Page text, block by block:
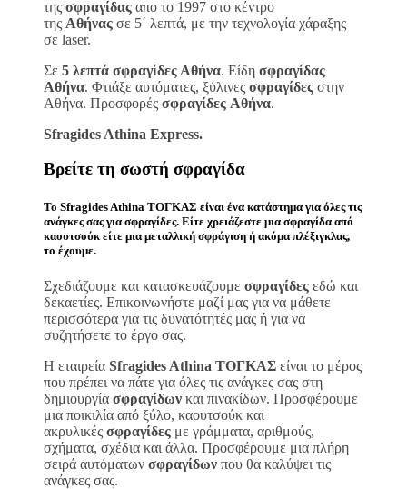
της σφραγίδας απο το 1997 στο κέντρο
της Αθήνας σε 5΄ λεπτά, με την τεχνολογία χάραξης
σε laser.
Σε 5 λεπτά σφραγίδες Αθήνα. Είδη σφραγίδας
Αθήνα. Φτιάξε αυτόματες, ξύλινες σφραγίδες στην
Αθήνα. Προσφορές σφραγίδες Αθήνα.
Sfragides Athina Express.
Βρείτε τη σωστή σφραγίδα
Το Sfragides Athina ΤΟΓΚΑΣ είναι ένα κατάστημα για όλες τις
ανάγκες σας για σφραγίδες. Είτε χρειάζεστε μια σφραγίδα από
καουτσούκ είτε μια μεταλλική σφράγιση ή ακόμα πλέξιγκλας,
το έχουμε.
Σχεδιάζουμε και κατασκευάζουμε σφραγίδες εδώ και
δεκαετίες. Επικοινωνήστε μαζί μας για να μάθετε
περισσότερα για τις δυνατότητές μας ή για να
συζητήσετε το έργο σας.
Η εταιρεία Sfragides Athina ΤΟΓΚΑΣ είναι το μέρος
που πρέπει να πάτε για όλες τις ανάγκες σας στη
δημιουργία σφραγίδων και πινακίδων. Προσφέρουμε
μια ποικιλία από ξύλο, καουτσούκ και
ακρυλικές σφραγίδες με γράμματα, αριθμούς,
σχήματα, σχέδια και άλλα. Προσφέρουμε μια πλήρη
σειρά αυτόματων σφραγίδων που θα καλύψει τις
ανάγκες σας.